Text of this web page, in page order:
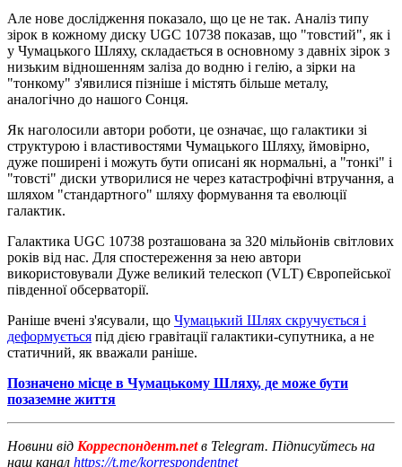
Але нове дослідження показало, що це не так. Аналіз типу
зірок в кожному диску UGC 10738 показав, що "товстий", як і
у Чумацького Шляху, складається в основному з давніх зірок з
низьким відношенням заліза до водню і гелію, а зірки на
"тонкому" з'явилися пізніше і містять більше металу,
аналогічно до нашого Сонця.
Як наголосили автори роботи, це означає, що галактики зі
структурою і властивостями Чумацького Шляху, ймовірно,
дуже поширені і можуть бути описані як нормальні, а "тонкі" і
"товсті" диски утворилися не через катастрофічні втручання, а
шляхом "стандартного" шляху формування та еволюції
галактик.
Галактика UGC 10738 розташована за 320 мільйонів світлових
років від нас. Для спостереження за нею автори
використовували Дуже великий телескоп (VLT) Європейської
південної обсерваторії.
Раніше вчені з'ясували, що Чумацький Шлях скручується і
деформується під дією гравітації галактики-супутника, а не
статичний, як вважали раніше.
Позначено місце в Чумацькому Шляху, де може бути
позаземне життя
Новини від Корреспондент.netв Telegram. Підписуйтесь на
наш канал https://t.me/korrespondentnet